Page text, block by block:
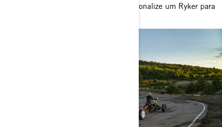
proteção de grade e (muito) mais. Personalize um Ryker para